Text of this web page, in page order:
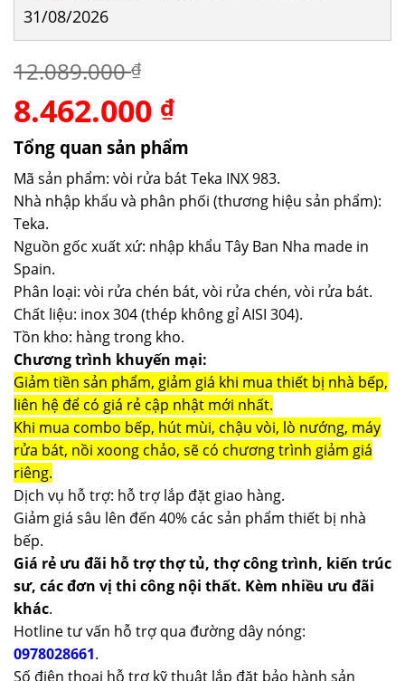
31/08/2026
12.089.000₫
Giá
gốc
là:
12.089.000 ₫.
8.462.000 ₫Giá
tại
là:
8.462.000 ₫.
Tổng quan sản phẩm
Mã sản phẩm: vòi rửa bát Teka INX 983.
Nhà nhập khẩu và phân phối (thương hiệu sản phẩm):
Teka.
Nguồn gốc xuất xứ: nhập khẩu Tây Ban Nha made in
Spain.
Phân loại: vòi rửa chén bát, vòi rửa chén, vòi rửa bát.
Chất liệu: inox 304 (thép không gỉ AISI 304).
Tồn kho: hàng trong kho.
Chương trình khuyến mại:
Giảm tiền sản phẩm, giảm giá khi mua thiết bị nhà bếp,
liên hệ để có giá rẻ cập nhật mới nhất.
Khi mua combo bếp, hút mùi, chậu vòi, lò nướng, máy
rửa bát, nồi xoong chảo, sẽ có chương trình giảm giá
riêng.
Dịch vụ hỗ trợ: hỗ trợ lắp đặt giao hàng.
Giảm giá sâu lên đến 40% các sản phẩm thiết bị nhà
bếp.
Giá rẻ ưu đãi hỗ trợ thợ tủ, thợ công trình, kiến trúc
sư, các đơn vị thi công nội thất. Kèm nhiều ưu đãi
khác.
Hotline tư vấn hỗ trợ qua đường dây nóng:
0978028661.
Số điện thoại hỗ trợ kỹ thuật lắp đặt bảo hành sản